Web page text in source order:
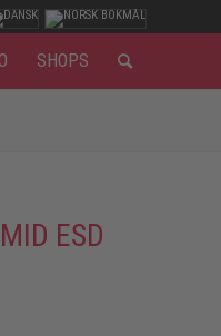
SHOPS
ESD